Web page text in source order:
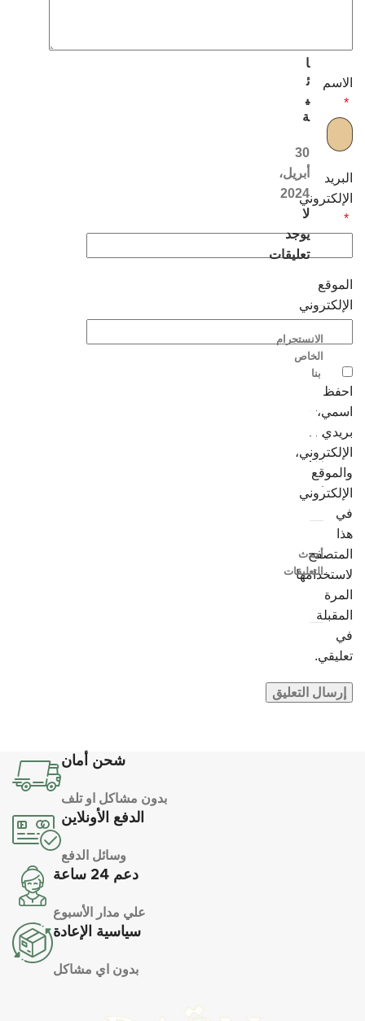
الاسم
*
البريد
الإلكتروني
*
الموقع
الإلكتروني
احفظ
اسمي،
بريدي
الإلكتروني،
والموقع
الإلكتروني
في
هذا
المتصفح
لاستخدامها
المرة
المقبلة
في
تعليقي.
ا
ئ
ي
ة
30
أبريل،
2024
لا
يوجد
تعليقات
الانستجرام
الخاص
بنا
أحدث
التعليقات
شحن أمان
بدون مشاكل او تلف
الدفع الأونلاين
وسائل الدفع
دعم 24 ساعة
علي مدار الأسبوع
سياسية الإعادة
بدون اي مشاكل